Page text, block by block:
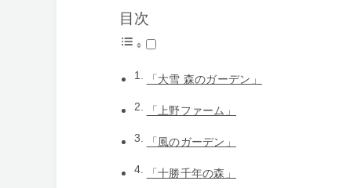
目次
「大雪 森のガーデン」
「上野ファーム」
「風のガーデン」
「十勝千年の森」